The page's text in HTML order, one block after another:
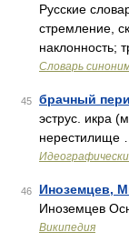
Русские
стремление,
наклонность;
Словарь
45 брачный
эструс. икра
нерестилище …
46 Иноземцев,
Иноземцев
Википедия